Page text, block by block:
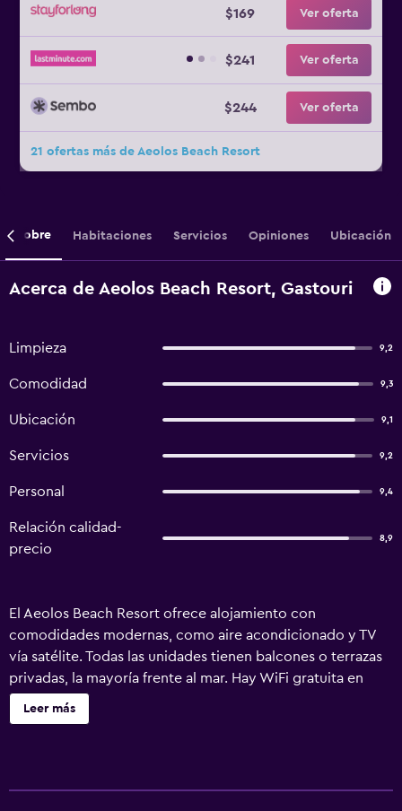
$169 Ver oferta
$241 Ver oferta
$244 Ver oferta
21 ofertas más de Aeolos Beach Resort
Sobre Habitaciones Servicios Opiniones Ubicación
Acerca de Aeolos Beach Resort, Gastouri
Limpieza 9,2
Comodidad 9,3
Ubicación 9,1
Servicios 9,2
Personal 9,4
Relación calidad-
precio
8,9
El Aeolos Beach Resort ofrece alojamiento con
comodidades modernas, como aire acondicionado y TV
vía satélite. Todas las unidades tienen balcones o terrazas
privadas, la mayoría frente al mar. Hay WiFi gratuita en
todas las zonas. Los huéspedes del Aeolos podrán disfrutar
de una amplia variedad de deportes al aire libre, como
Leer más